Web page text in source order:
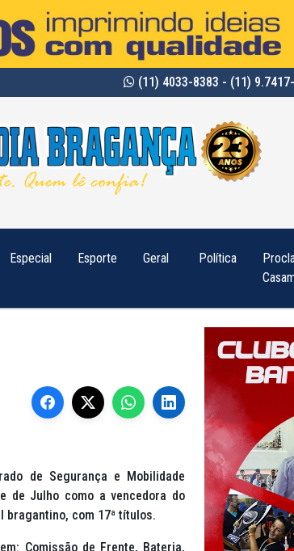
(11) 4033-8383 - (11)
Especial Esporte Geral Política
de Segurança e Mobilidade
de Julho como a vencedora do
bragantino, com 17ª títulos.
Comissão de Frente, Bateria,